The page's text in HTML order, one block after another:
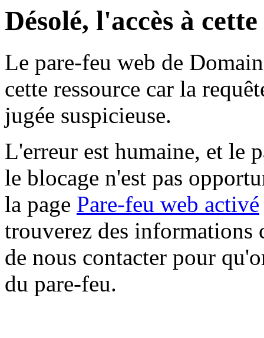
Désolé, l'accès à
Le pare-feu web de
cette ressource car la
jugée suspicieuse.
L'erreur est humaine, et le
le blocage n'est pas
la page Pare-feu web activé
trouverez des informations
de nous contacter pour
du pare-feu.